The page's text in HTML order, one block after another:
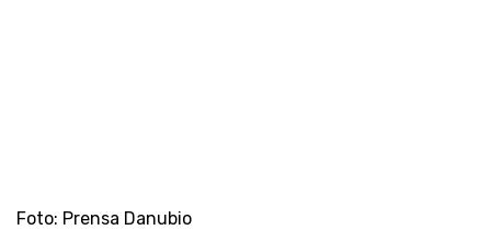
Foto: Prensa Danubio